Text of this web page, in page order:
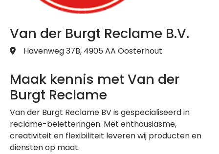
Van der Burgt Reclame B.V.
Havenweg 37B, 4905 AA Oosterhout
Maak kennis met Van der
Burgt Reclame
Van der Burgt Reclame BV is gespecialiseerd in
reclame-beletteringen. Met enthousiasme,
creativiteit en flexibiliteit leveren wij producten en
diensten op maat.